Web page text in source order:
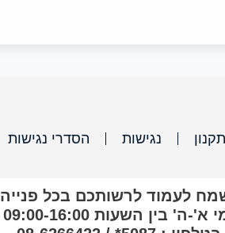
תקנון נגישות הסדרי נגישות
לעמוד לרשותכם בכל פנייה
א'-ה' בין השעות 09:00-16:00